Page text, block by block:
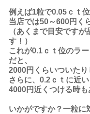
例えば1粒で0.05ｃｔ
当店では50～600円く
（あくまで目安です
す！）
これが0.1ｃｔ位のラ
だと、
2000円くらいついたり
さらに、0.2ｃｔに近
4000円近くつける時も
いかがですか？一粒に